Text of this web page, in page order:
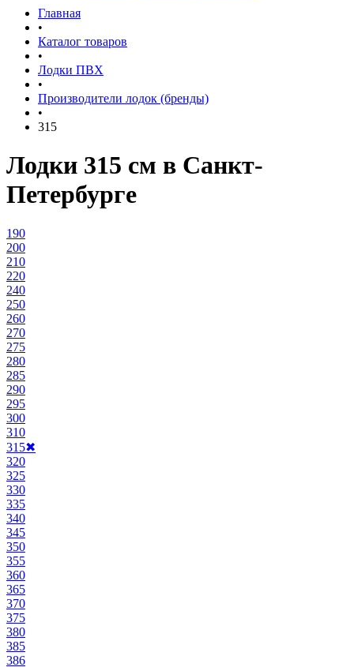
Главная
•
Каталог товаров
•
Лодки ПВХ
•
Производители лодок (бренды)
•
315
Лодки 315 см в Санкт-
Петербурге
190
200
210
220
240
250
260
270
275
280
285
290
295
300
310
315✖
320
325
330
335
340
345
350
355
360
365
370
375
380
385
386